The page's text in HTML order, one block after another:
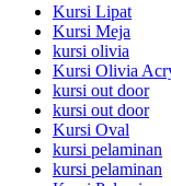
Kursi Lipat
Kursi Meja
kursi olivia
Kursi Olivia
kursi out door
kursi out door
Kursi Oval
kursi pelaminan
kursi pelaminan